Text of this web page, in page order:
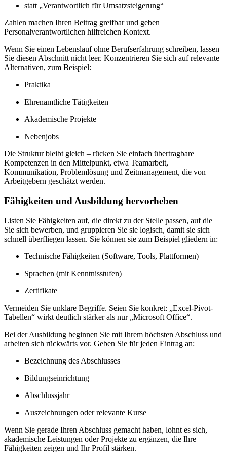
statt „Verantwortlich für Umsatzsteigerung“
Zahlen machen Ihren Beitrag greifbar und geben
Personalverantwortlichen hilfreichen Kontext.
Wenn Sie einen Lebenslauf ohne Berufserfahrung schreiben, lassen
Sie diesen Abschnitt nicht leer. Konzentrieren Sie sich auf relevante
Alternativen, zum Beispiel:
Praktika
Ehrenamtliche Tätigkeiten
Akademische Projekte
Nebenjobs
Die Struktur bleibt gleich – rücken Sie einfach übertragbare
Kompetenzen in den Mittelpunkt, etwa Teamarbeit,
Kommunikation, Problemlösung und Zeitmanagement, die von
Arbeitgebern geschätzt werden.
Fähigkeiten und Ausbildung hervorheben
Listen Sie Fähigkeiten auf, die direkt zu der Stelle passen, auf die
Sie sich bewerben, und gruppieren Sie sie logisch, damit sie sich
schnell überfliegen lassen. Sie können sie zum Beispiel gliedern in:
Technische Fähigkeiten (Software, Tools, Plattformen)
Sprachen (mit Kenntnisstufen)
Zertifikate
Vermeiden Sie unklare Begriffe. Seien Sie konkret: „Excel-Pivot-
Tabellen“ wirkt deutlich stärker als nur „Microsoft Office“.
Bei der Ausbildung beginnen Sie mit Ihrem höchsten Abschluss und
arbeiten sich rückwärts vor. Geben Sie für jeden Eintrag an:
Bezeichnung des Abschlusses
Bildungseinrichtung
Abschlussjahr
Auszeichnungen oder relevante Kurse
Wenn Sie gerade Ihren Abschluss gemacht haben, lohnt es sich,
akademische Leistungen oder Projekte zu ergänzen, die Ihre
Fähigkeiten zeigen und Ihr Profil stärken.